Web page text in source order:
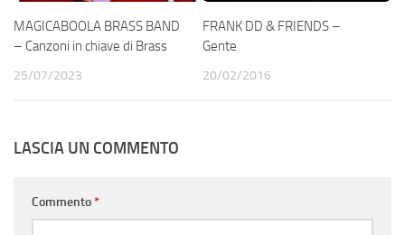
MAGICABOOLA BRASS BAND
– Canzoni in chiave di Brass
25/07/2023
FRANK DD & FRIENDS –
Gente
20/02/2016
LASCIA UN COMMENTO
Commento*